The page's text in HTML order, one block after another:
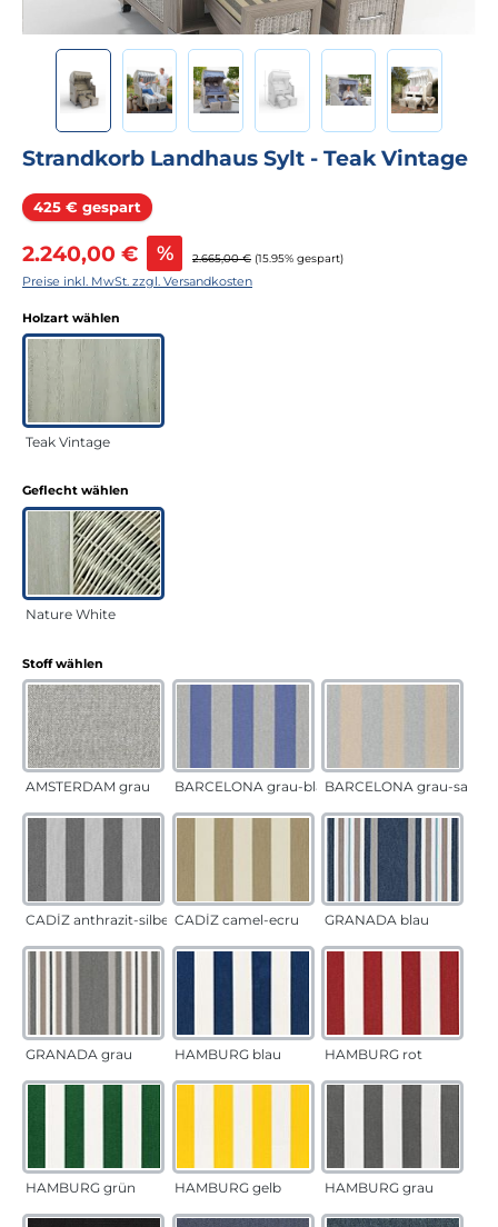
Strandkorb Landhaus Sylt - Teak Vintage
425 € gespart Rabatt
Verkaufspreis:
2.240,00 € % Regulärer Preis:
2.665,00 € (15.95% gespart)
Preise inkl. MwSt. zzgl. Versandkosten
Holzart wählen
Teak Vintage
Geflecht wählen
Nature White
Stoff wählen
AMSTERDAM grau BARCELONA grau-blauBARCELONA grau-sand
CADÍZ anthrazit-silber CADÍZ camel-ecru GRANADA blau
GRANADA grau HAMBURG blau HAMBURG rot
HAMBURG grün HAMBURG gelb HAMBURG grau